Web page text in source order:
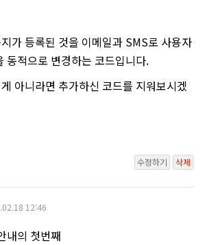
가 등록된 것을 이메일과 SMS로 사용자
동적으로 변경하는 코드입니다.
아니라면 추가하신 코드를 지워보시겠
수정하기 삭제
12:46
내의 첫번째